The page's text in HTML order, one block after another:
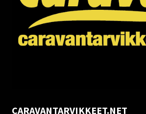
CARAVANTARVIKKEET.NET